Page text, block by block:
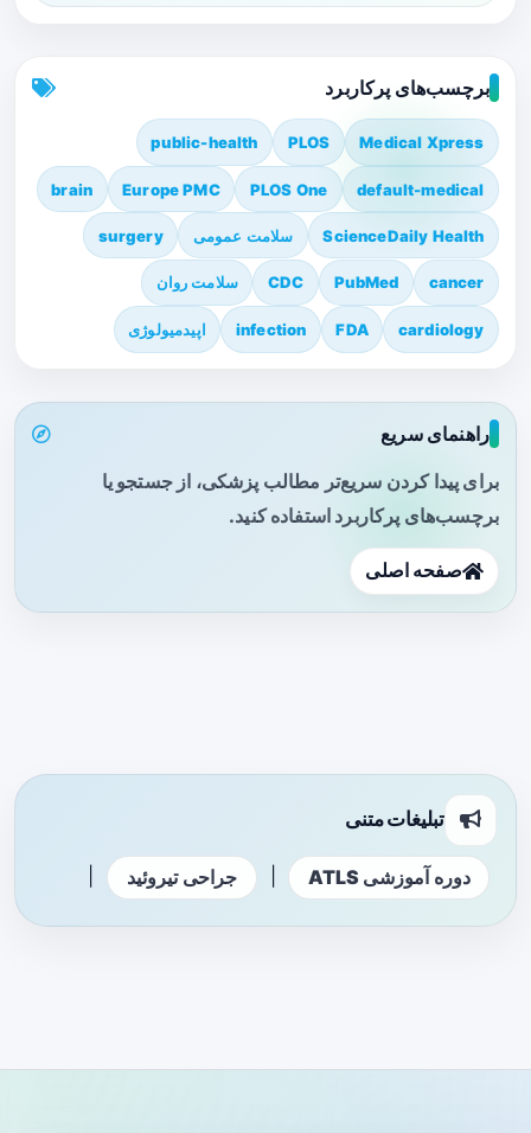
برچسب‌های پرکاربرد
Medical Xpress
PLOS
public-health
default-medical
PLOS One
Europe PMC
brain
ScienceDaily Health سلامت عمومی surgery
cancer
PubMed
CDC سلامت روان
cardiology
FDA
infection اپیدمیولوژی
راهنمای سریع
برای پیدا کردن سریع‌تر مطالب پزشکی، از جستجو یا
برچسب‌های پرکاربرد استفاده کنید.
صفحه اصلی
تبلیغات متنی
دوره آموزشی ATLS جراحی تیروئید